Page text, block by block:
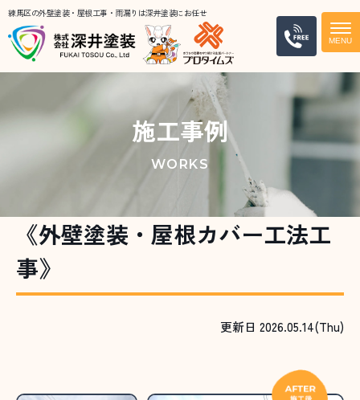
練馬区の外壁塗装・屋根工事・雨漏りは深井塗装にお任せ
電話
施工事例
WORKS
《外壁塗装・屋根カバー工法工
事》
更新日 2026.05.14(Thu)